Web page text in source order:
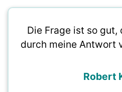
Die Frage ist so
durch meine Antwort
Robert